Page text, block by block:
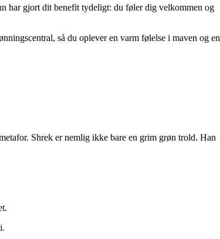
har gjort dit benefit tydeligt: du føler dig velkommen og
så du oplever en varm følelse i maven og en
Shrek er nemlig ikke bare en grim grøn trold. Han